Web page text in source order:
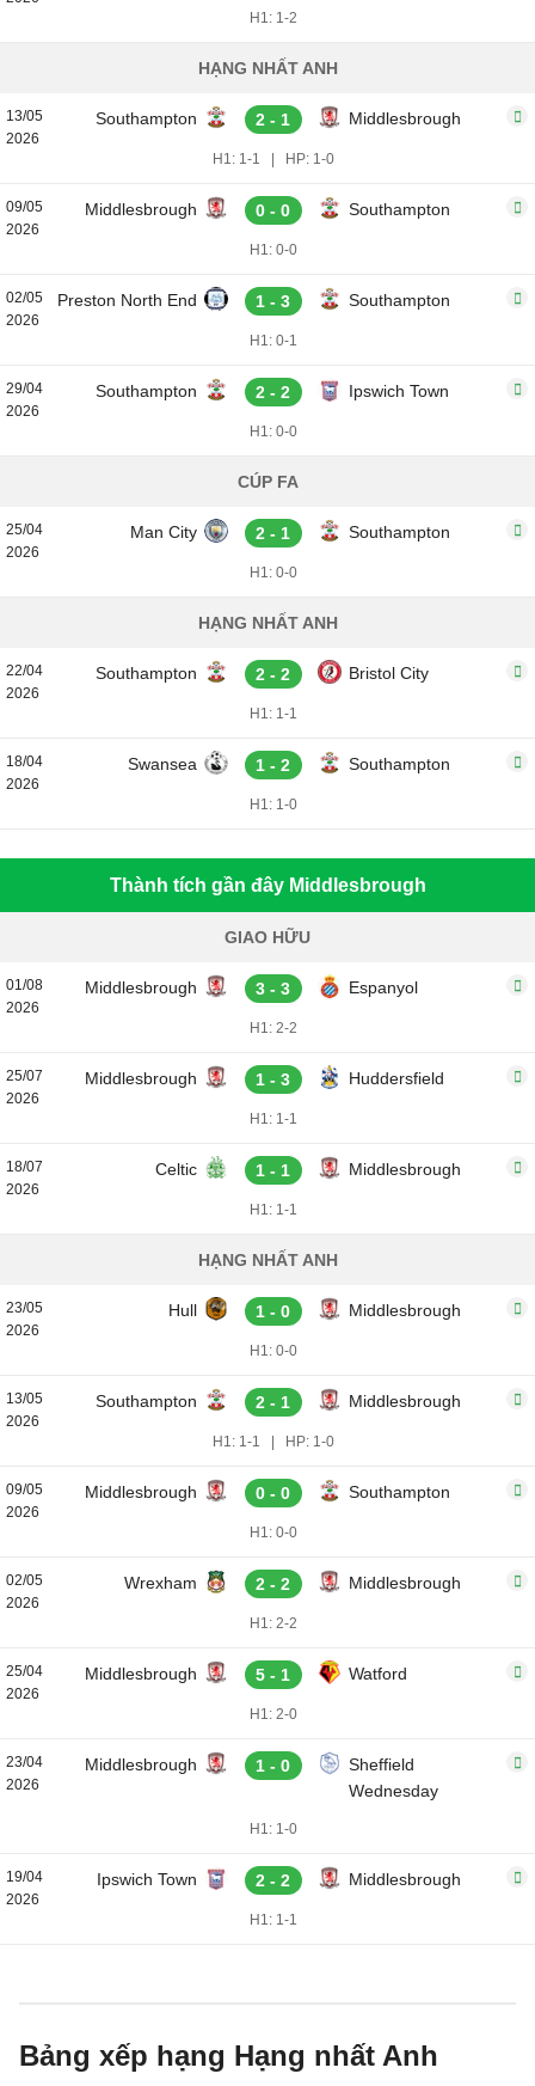
H1: 1-2
HẠNG NHẤT ANH
13/05
2026
Southampton 2 - 1 Middlesbrough
H1: 1-1 HP: 1-0
09/05
2026
Middlesbrough 0 - 0 Southampton
H1: 0-0
02/05
2026
Preston North End 1 - 3 Southampton
H1: 0-1
29/04
2026
Southampton 2 - 2 Ipswich Town
H1: 0-0
CÚP FA
25/04
2026
Man City 2 - 1 Southampton
H1: 0-0
HẠNG NHẤT ANH
22/04
2026
Southampton 2 - 2 Bristol City
H1: 1-1
18/04
2026
Swansea 1 - 2 Southampton
H1: 1-0
Thành tích gần đây Middlesbrough
GIAO HỮU
01/08
2026
Middlesbrough 3 - 3 Espanyol
H1: 2-2
25/07
2026
Middlesbrough 1 - 3 Huddersfield
H1: 1-1
18/07
2026
Celtic 1 - 1 Middlesbrough
H1: 1-1
HẠNG NHẤT ANH
23/05
2026
Hull 1 - 0 Middlesbrough
H1: 0-0
13/05
2026
Southampton 2 - 1 Middlesbrough
H1: 1-1 HP: 1-0
09/05
2026
Middlesbrough 0 - 0 Southampton
H1: 0-0
02/05
2026
Wrexham 2 - 2 Middlesbrough
H1: 2-2
25/04
2026
Middlesbrough 5 - 1 Watford
H1: 2-0
23/04
2026
Middlesbrough 1 - 0
Sheffield
Wednesday
H1: 1-0
19/04
2026
Ipswich Town 2 - 2 Middlesbrough
H1: 1-1
Bảng xếp hạng Hạng nhất Anh